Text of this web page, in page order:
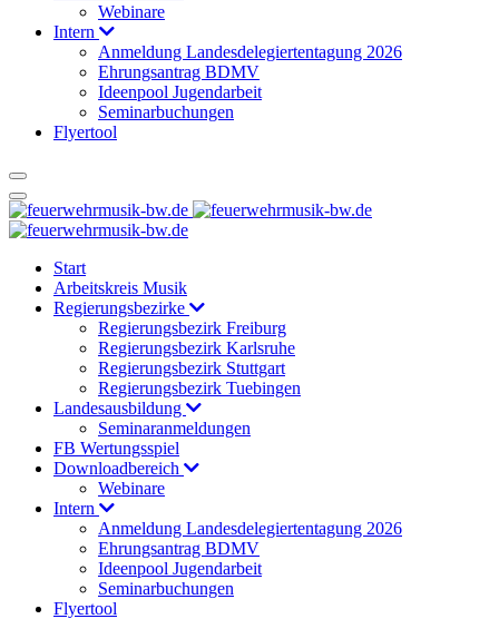
Webinare
Intern
Anmeldung Landesdelegiertentagung 2026
Ehrungsantrag BDMV
Ideenpool Jugendarbeit
Seminarbuchungen
Flyertool
Start
Arbeitskreis Musik
Regierungsbezirke
Regierungsbezirk Freiburg
Regierungsbezirk Karlsruhe
Regierungsbezirk Stuttgart
Regierungsbezirk Tuebingen
Landesausbildung
Seminaranmeldungen
FB Wertungsspiel
Downloadbereich
Webinare
Intern
Anmeldung Landesdelegiertentagung 2026
Ehrungsantrag BDMV
Ideenpool Jugendarbeit
Seminarbuchungen
Flyertool